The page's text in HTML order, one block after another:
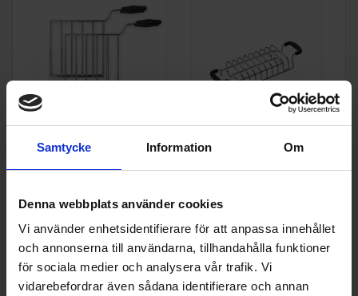
Samtycke Information Om
Denna webbplats använder cookies
Vi använder enhetsidentifierare för att anpassa innehållet
och annonserna till användarna, tillhandahålla funktioner
för sociala medier och analysera vår trafik. Vi
vidarebefordrar även sådana identifierare och annan
skivor
399:-
KÖP
TSBW01
299:-
KÖP